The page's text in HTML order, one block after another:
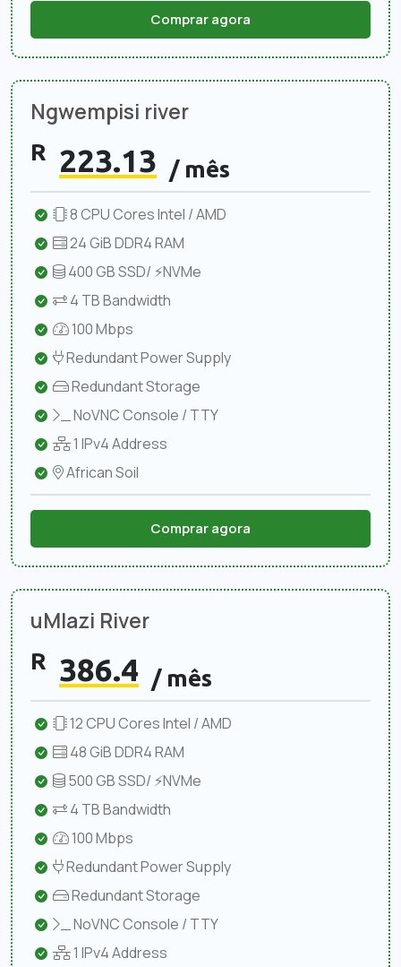
Comprar agora
Ngwempisi river
R 223.13 / mês
8 CPU Cores Intel / AMD
24 GiB DDR4 RAM
400 GB SSD/ ⚡NVMe
4 TB Bandwidth
100 Mbps
Redundant Power Supply
Redundant Storage
NoVNC Console / TTY
1 IPv4 Address
African Soil
Comprar agora
uMlazi River
R 386.4 / mês
12 CPU Cores Intel / AMD
48 GiB DDR4 RAM
500 GB SSD/ ⚡NVMe
4 TB Bandwidth
100 Mbps
Redundant Power Supply
Redundant Storage
NoVNC Console / TTY
1 IPv4 Address